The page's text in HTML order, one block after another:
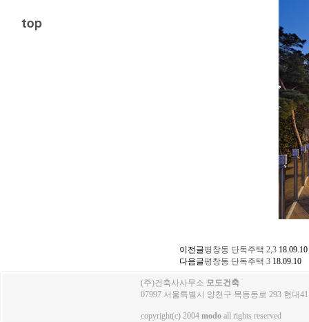
이전글평창동 단독주택 2,3 18.09.10
다음글평창동 단독주택 3 18.09.10
(주)건축사사무소 모도건축
07997 서울특별시 양천구 목동동로 293 현대41
copyright(c) 2004 modo all rights reserved